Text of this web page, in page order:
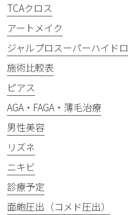
TCAクロス
アートメイク
ジャルプロスーパーハイドロ
施術比較表
ピアス
AGA・FAGA・薄毛治療
男性美容
リズネ
ニキビ
診療予定
面皰圧出（コメド圧出）